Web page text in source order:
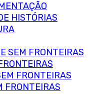
HISTÓRIAS
SEM FRONTEIRAS
FRONTEIRAS
FRONTEIRAS